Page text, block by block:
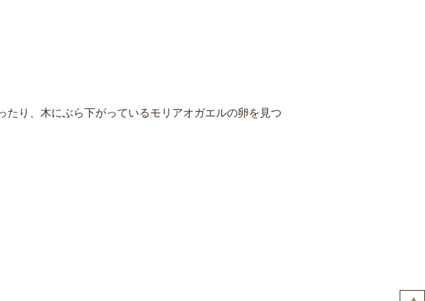
り、木にぶら下がっているモリアオガエルの卵を見つ